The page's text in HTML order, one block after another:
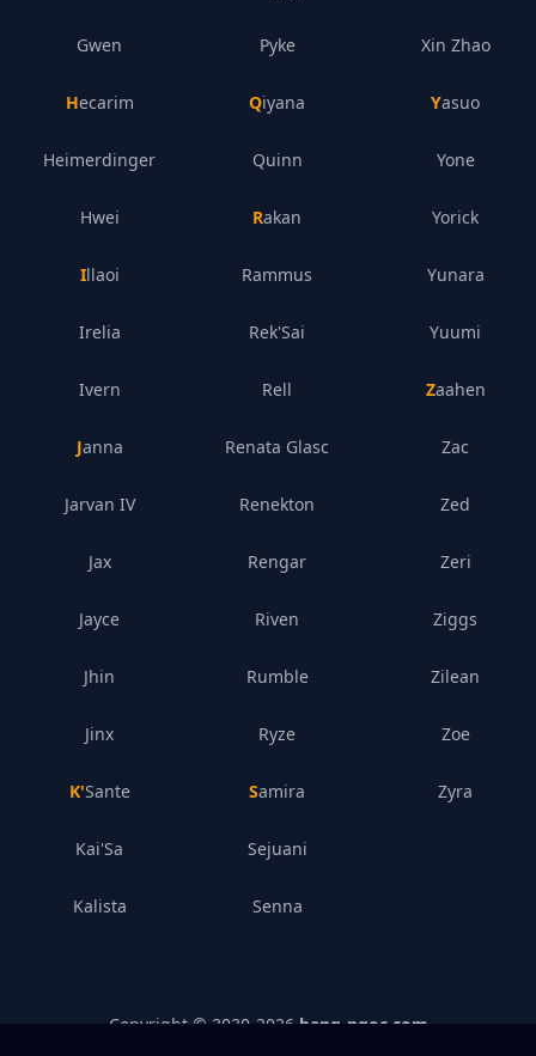
Gwen
Hecarim
Heimerdinger
Hwei
Illaoi
Irelia
Ivern
Janna
Jarvan IV
Jax
Jayce
Jhin
Jinx
K'Sante
Kai'Sa
Kalista
Pyke
Qiyana
Quinn
Rakan
Rammus
Rek'Sai
Rell
Renata Glasc
Renekton
Rengar
Riven
Rumble
Ryze
Samira
Sejuani
Senna
Xin Zhao
Yasuo
Yone
Yorick
Yunara
Yuumi
Zaahen
Zac
Zed
Zeri
Ziggs
Zilean
Zoe
Zyra
Copyright © 2020- 2026 bang-ngoc.com